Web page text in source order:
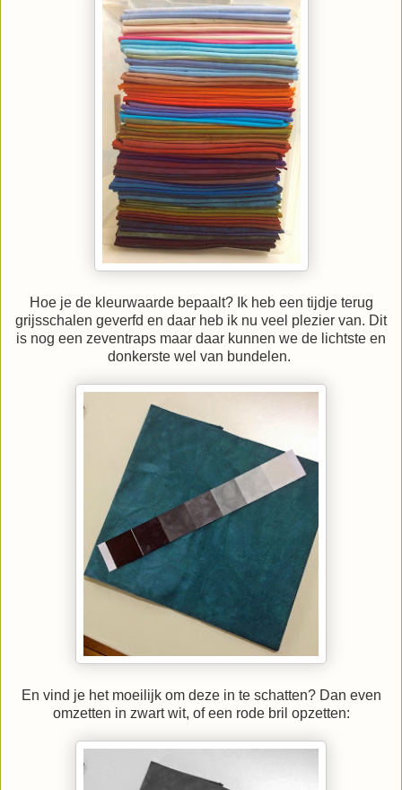
Hoe je de kleurwaarde bepaalt? Ik heb een tijdje terug
grijsschalen geverfd en daar heb ik nu veel plezier van. Dit
is nog een zeventraps maar daar kunnen we de lichtste en
donkerste wel van bundelen.
En vind je het moeilijk om deze in te schatten? Dan even
omzetten in zwart wit, of een rode bril opzetten: